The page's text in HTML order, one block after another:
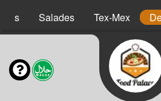
Salades Tex-Mex